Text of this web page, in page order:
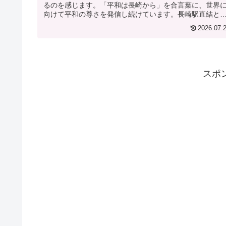
るのを感じます。「平和は長崎から」を合言葉に、世界に
向けて平和の尊さを発信し続けています。長崎駅直結とい
スポ